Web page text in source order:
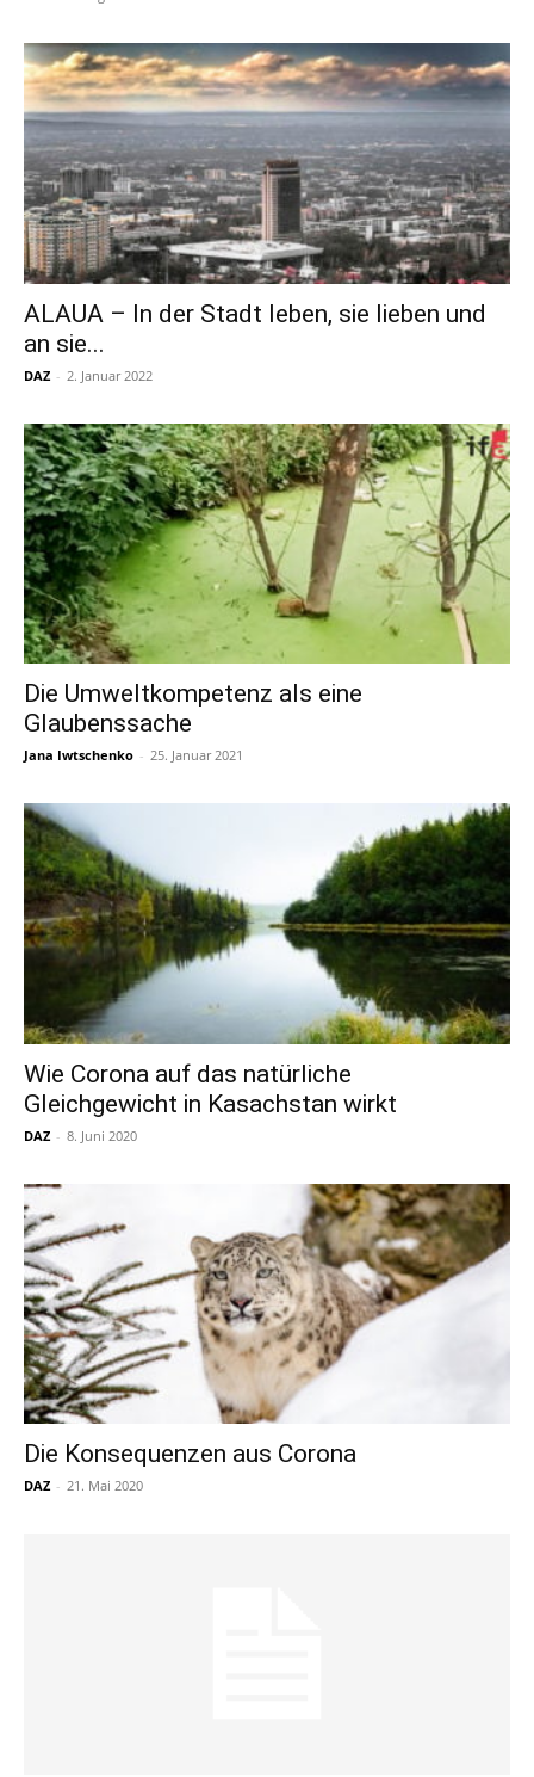
ALAUA – In der Stadt leben, sie lieben und
an sie...
DAZ - 2. Januar 2022
Die Umweltkompetenz als eine
Glaubenssache
Jana Iwtschenko - 25. Januar 2021
Wie Corona auf das natürliche
Gleichgewicht in Kasachstan wirkt
DAZ - 8. Juni 2020
Die Konsequenzen aus Corona
DAZ - 21. Mai 2020